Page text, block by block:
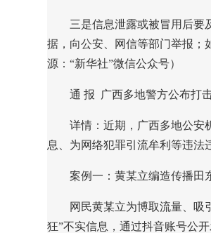
三是信息泄露或被冒用后要
据，向公安、网信等部门举报；
源：“新华社”微信公众号）
通 报 广西多地警方公布打
详情： 近期，广西多地公安
息、为网络犯罪引流牟利等违法
案例一：黄某立编造传播田
网民黄某立为博取流量、吸
狂”不实信息，通过抖音账号公